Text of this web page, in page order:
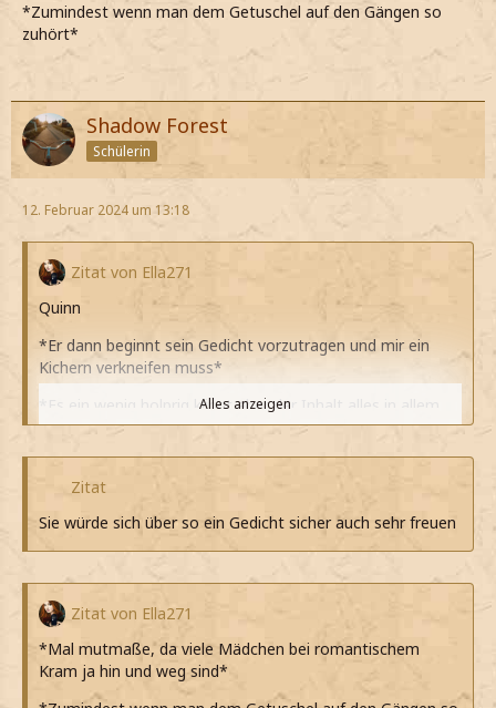
*Zumindest wenn man dem Getuschel auf den Gängen so
zuhört*
Shadow Forest
Schülerin
12. Februar 2024 um 13:18
Zitat von Ella271
Quinn
*Er dann beginnt sein Gedicht vorzutragen und mir ein
Kichern verkneifen muss*
*Es ein wenig holprig klingt aber der Inhalt alles in allem
gut getroffen ist*
mehr unterdrücken kann*
Du dichtest gut
*Deshalb nur meine*
Meinst du, du kannst es mir aufschreiben?
Alles anzeigen
Zitat
Sie würde sich über so ein Gedicht sicher auch sehr freuen
Zitat von Ella271
*Mal mutmaße, da viele Mädchen bei romantischem
Kram ja hin und weg sind*